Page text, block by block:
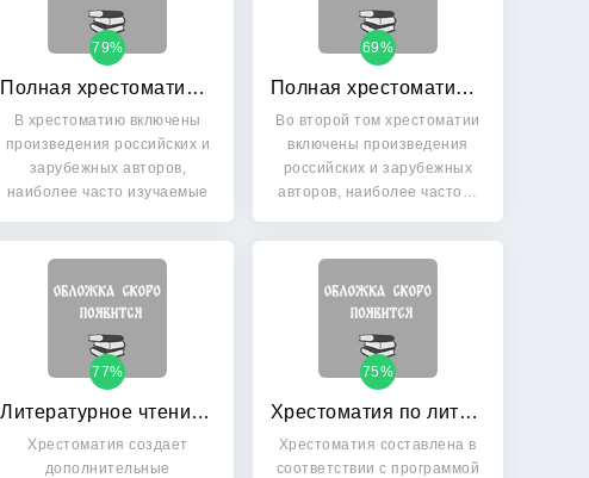
Полная хрестоматия для 5-7 классов: Книга 1
79%
В хрестоматию включены
произведения российских и
зарубежных авторов,
наиболее часто изучаемые
Полная хрестоматия для 5-7 классов: Книга 2
69%
Во второй том хрестоматии
включены произведения
российских и зарубежных
авторов, наиболее часто…
Литературное чтение: Хрестоматия. 2 класс. ФГОС
77%
Хрестоматия создает
дополнительные
Хрестоматия по литературе: 5-7 класс. Книга 1
75%
Хрестоматия составлена в
соответствии с программой